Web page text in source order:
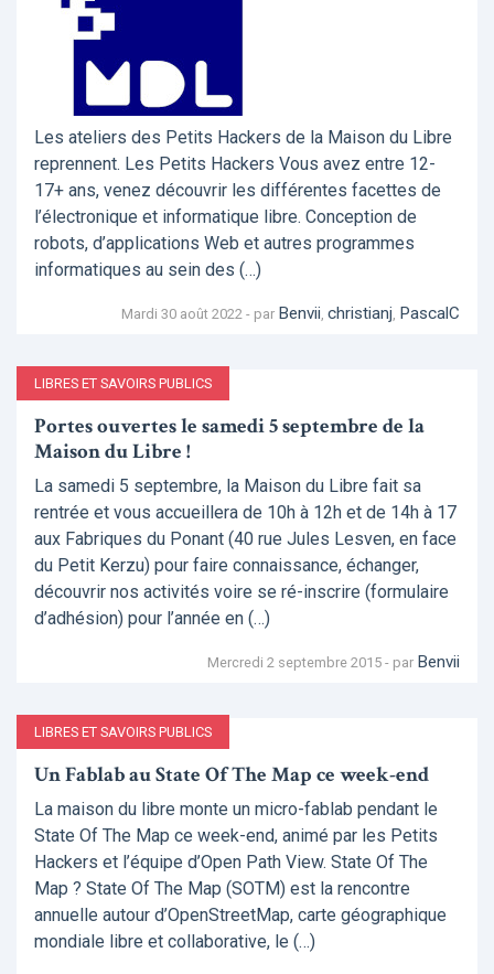
Les ateliers des Petits Hackers de la Maison du Libre
reprennent. Les Petits Hackers Vous avez entre 12-
17+ ans, venez découvrir les différentes facettes de
l’électronique et informatique libre. Conception de
robots, d’applications Web et autres programmes
informatiques au sein des (…)
Mardi 30 août 2022 - par Benvii, christianj, PascalC
LIBRES ET SAVOIRS PUBLICS
Portes ouvertes le samedi 5 septembre de la
Maison du Libre !
La samedi 5 septembre, la Maison du Libre fait sa
rentrée et vous accueillera de 10h à 12h et de 14h à 17
aux Fabriques du Ponant (40 rue Jules Lesven, en face
du Petit Kerzu) pour faire connaissance, échanger,
découvrir nos activités voire se ré-inscrire (formulaire
d’adhésion) pour l’année en (…)
Mercredi 2 septembre 2015 - par Benvii
LIBRES ET SAVOIRS PUBLICS
Un Fablab au State Of The Map ce week-end
La maison du libre monte un micro-fablab pendant le
State Of The Map ce week-end, animé par les Petits
Hackers et l’équipe d’Open Path View. State Of The
Map ? State Of The Map (SOTM) est la rencontre
annuelle autour d’OpenStreetMap, carte géographique
mondiale libre et collaborative, le (…)